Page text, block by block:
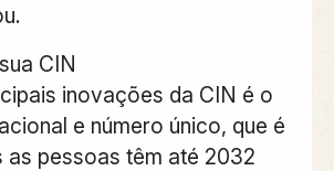
CIN
inovações da CIN é o
e número único, que é
as pessoas têm até 2032